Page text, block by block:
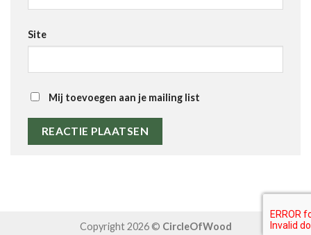
Site
Mij toevoegen aan je mailing list
Copyright 2026 © CircleOfWood